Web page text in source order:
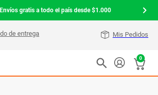
Envíos gratis a todo el país desde $1.000
Mis Pedidos
0